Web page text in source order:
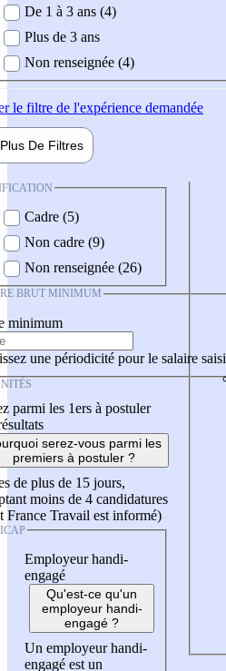
De 1 à 3 ans (4)
Plus de 3 ans
Non renseignée (4)
le filtre de l'expérience demandée
Plus De Filtres
Cadre (5)
Non cadre (9)
Non renseignée (26)
BRUT MINIMUM
minimum
une périodicité pour le salaire saisi
parmi les 1ers à postuler
serez-vous parmi les
premiers à postuler ?
de plus de 15 jours,
moins de 4 candidatures
France Travail est informé)
Employeur handi-
engagé
Qu'est-ce qu'un
employeur handi-
engagé ?
Un employeur handi-
engagé est un